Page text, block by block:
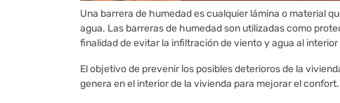
Una barrera de humedad es cualquier lámina o material
agua. Las barreras de humedad son utilizadas como
finalidad de evitar la infiltración de viento y agua al
El objetivo de prevenir los posibles deterioros de la
genera en el interior de la vivienda para mejorar el confort.